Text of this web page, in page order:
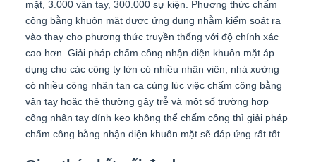
mặt, 3.000 vân tay, 300.000 sự kiện. Phương thức chấm
công bằng khuôn mặt được ứng dụng nhằm kiểm soát ra
vào thay cho phương thức truyền thống với độ chính xác
cao hơn. Giải pháp chấm công nhận diện khuôn mặt áp
dụng cho các công ty lớn có nhiều nhân viên, nhà xưởng
có nhiều công nhân tan ca cùng lúc việc chấm công bằng
vân tay hoặc thẻ thường gây trễ và một số trường hợp
công nhân tay dính keo không thể chấm công thì giải pháp
chấm công bằng nhận diện khuôn mặt sẽ đáp ứng rất tốt.